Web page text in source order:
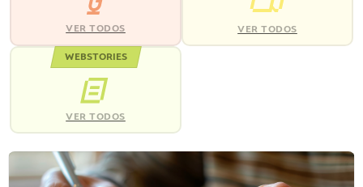
VER TODOS VER TODOS
WEBSTORIES
VER TODOS